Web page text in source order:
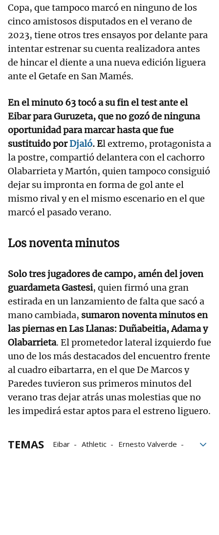
Copa, que tampoco marcó en ninguno de los
cinco amistosos disputados en el verano de
2023, tiene otros tres ensayos por delante para
intentar estrenar su cuenta realizadora antes
de hincar el diente a una nueva edición liguera
ante el Getafe en San Mamés.
En el minuto 63 tocó a su fin el test ante el
Eibar para Guruzeta, que no gozó de ninguna
oportunidad para marcar hasta que fue
sustituido porDjaló. El extremo, protagonista a
la postre, compartió delantera con el cachorro
Olabarrieta y Martón, quien tampoco consiguió
dejar su impronta en forma de gol ante el
mismo rival y en el mismo escenario en el que
marcó el pasado verano.
Los noventa minutos
Solo tres jugadores de campo, amén del joven
guardameta Gastesi, quien firmó una gran
estirada en un lanzamiento de falta que sacó a
mano cambiada, sumaron noventa minutos en
las piernas en Las Llanas: Duñabeitia, Adama y
Olabarrieta. El prometedor lateral izquierdo fue
uno de los más destacados del encuentro frente
al cuadro eibartarra, en el que De Marcos y
Paredes tuvieron sus primeros minutos del
verano tras dejar atrás unas molestias que no
les impedirá estar aptos para el estreno liguero.
TEMAS Eibar Athletic
Ernesto Valverde